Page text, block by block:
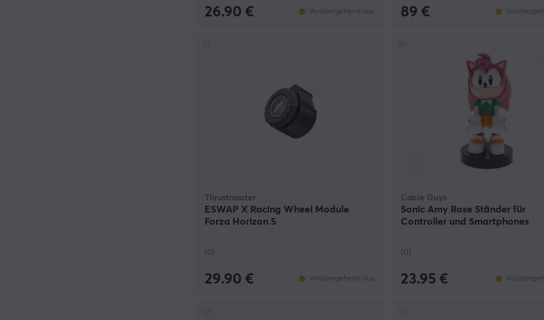
26.90 € Vorübergehend aus 89 €
Thrustmaster
ESWAP X Racing Wheel Module
Forza Horizon 5
(0)
29.90 € Vorübergehend aus
Cable Guys
Sonic Amy Rose Ständer für
Controller und Smartphones
(0)
23.95 €